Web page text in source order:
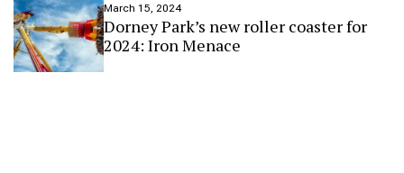
March 15, 2024
Dorney Park’s new roller coaster for
2024: Iron Menace